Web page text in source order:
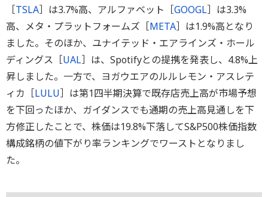
［TSLA］は3.7%高、アルファベット［GOOGL］は3.3%
高、メタ・プラットフォームズ［META］は1.9%高となり
ました。そのほか、ユナイテッド・エアラインズ・ホール
ディングス［UAL］は、Spotifyとの提携を発表し、4.8%上
昇しました。一方で、ヨガウエアのルルレモン・アスレテ
ィカ［LULU］は第1四半期決算で既存店売上高が市場予想
を下回ったほか、ガイダンスでも通期の売上高見通しを下
方修正したことで、株価は19.8%下落してS&P500株価指数
構成銘柄の値下がり率ランキングでワーストとなりまし
た。